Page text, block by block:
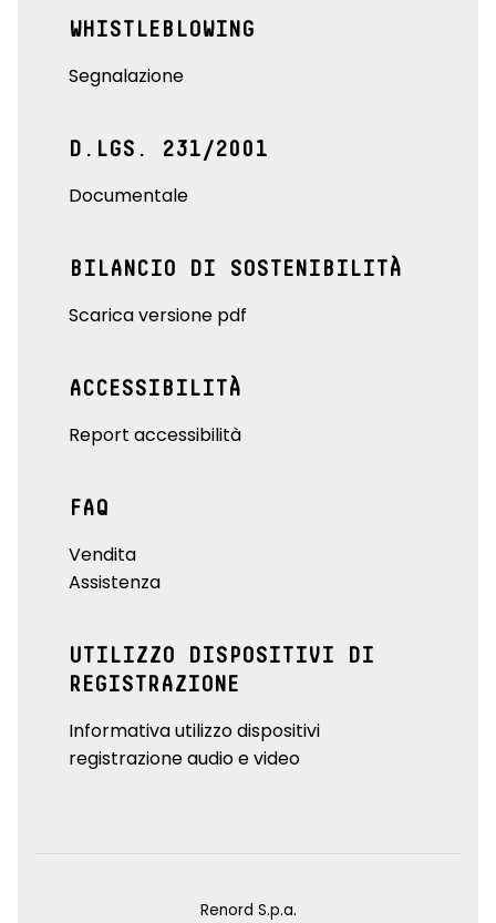
WHISTLEBLOWING
Segnalazione
D.LGS. 231/2001
Documentale
BILANCIO DI SOSTENIBILITÀ
Scarica versione pdf
ACCESSIBILITÀ
Report accessibilità
FAQ
Vendita
Assistenza
UTILIZZO DISPOSITIVI DI
REGISTRAZIONE
Informativa utilizzo dispositivi
registrazione audio e video
Renord S.p.a.